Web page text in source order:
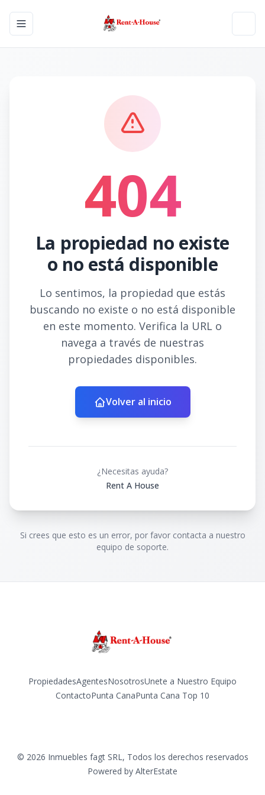
Toggle navigation menu
404
La propiedad no existe
o no está disponible
Lo sentimos, la propiedad que estás
buscando no existe o no está disponible
en este momento. Verifica la URL o
navega a través de nuestras
propiedades disponibles.
Volver al inicio
¿Necesitas ayuda?
Rent A House
Si crees que esto es un error, por favor contacta a nuestro
equipo de soporte.
PropiedadesAgentesNosotrosUnete a Nuestro Equipo
ContactoPunta CanaPunta Cana Top 10
© 2026 Inmuebles fagt SRL, Todos los derechos reservados
Powered by AlterEstate